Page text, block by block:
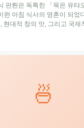
판퇀은 독특한 「묵은 유탸
완 아침 식사의 영혼이 되었
현대적 창의 맛, 그리고 국제
문화」를 깊이 있게 분석한다.
🍜